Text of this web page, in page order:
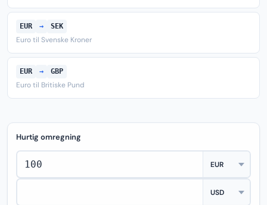
EUR → SEK
Euro til Svenske Kroner
EUR → GBP
Euro til Britiske Pund
Hurtig omregning